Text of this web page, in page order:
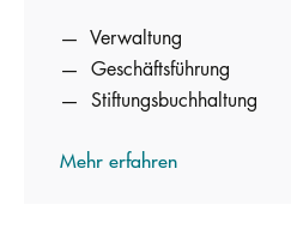
Verwaltung
Geschäftsführung
Stiftungsbuchhaltung
Mehr erfahren